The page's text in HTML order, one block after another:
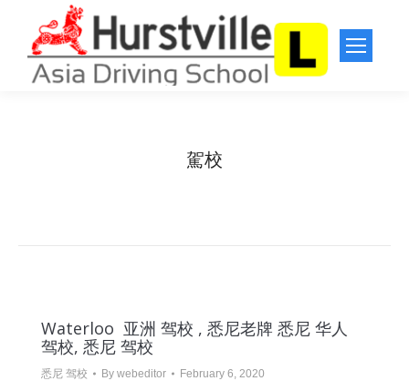
駕校
Waterloo 亚洲 驾校 , 悉尼老牌 悉尼 华人
驾校, 悉尼 驾校
悉尼 驾校 By webeditor February 6, 2020